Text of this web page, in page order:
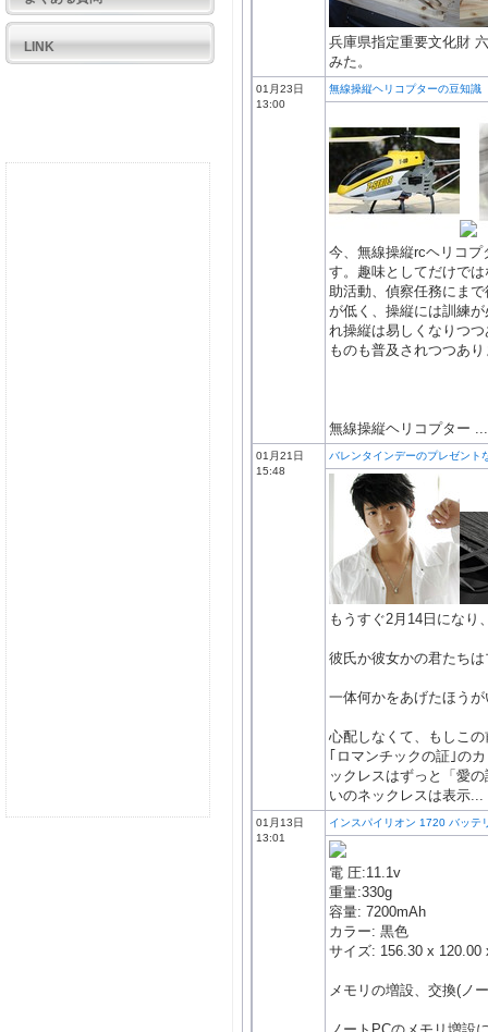
LINK
兵庫県指定重要文化財
みた。
01月23日
13:00
無線操縦ヘリコプターの豆知識
今、無線操縦rcヘリコ
す。趣味としてだけで
助活動、偵察任務にま
が低く、操縦には訓練
れ操縦は易しくなりつ
ものも普及されつつあ
無線操縦ヘリコプター ...
01月21日
15:48
バレンタインデーのプレゼント
もうすぐ2月14日になり
彼氏か彼女かの君たち
一体何かをあげたほう
心配しなくて、もしこ
｢ロマンチックの証｣の
ックレスはずっと「愛
いのネックレスは表示...
01月13日
13:01
インスパイリオン 1720 バッテ
電 圧:11.1v
重量:330g
容量: 7200mAh
カラー: 黒色
サイズ: 156.30 x 120.00
メモリの増設、交換(ノ